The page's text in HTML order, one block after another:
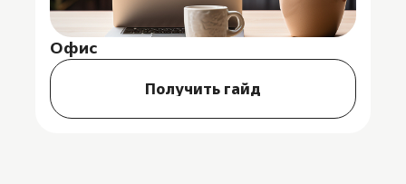
Офис
Получить гайд